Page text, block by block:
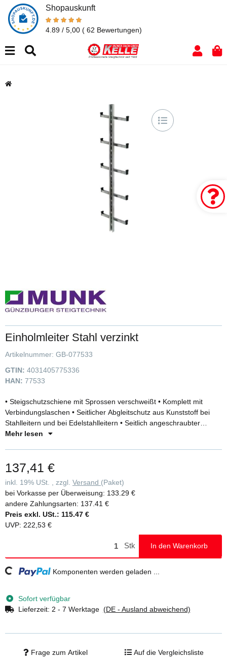
Shopauskunft
4.89 / 5,00 ( 62 Bewertungen)
Einholmleiter Stahl verzinkt
Artikelnummer: GB-077533
GTIN: 4031405775336
HAN: 77533
• Steigschutzschiene mit Sprossen verschweißt • Komplett mit
Verbindungslaschen • Seitlicher Abgleitschutz aus Kunststoff bei
Stahlleitern und bei Edelstahlleitern • Seitlich angeschraubter
Abgleitschutz aus Aluminium bei Aluminiumleitern • Leiterbreite:
Mehr lesen
137,41 €
inkl. 19% USt. , zzgl. Versand (Paket)
bei Vorkasse per Überweisung: 133.29 €
andere Zahlungsarten: 137.41 €
Preis exkl. USt.: 115.47 €
UVP: 222,53 €
Stk In den Warenkorb
Loading... Komponenten werden geladen ...
Sofort verfügbar
Lieferzeit: 2 - 7 Werktage (DE - Ausland abweichend)
Frage zum Artikel Auf die Vergleichsliste